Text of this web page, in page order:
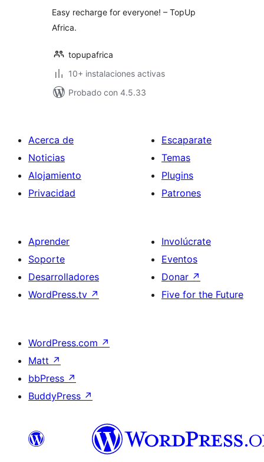
Easy recharge for everyone! – TopUp
Africa.
topupafrica
10+ instalaciones activas
Probado con 4.5.33
Acerca de
Noticias
Alojamiento
Privacidad
Escaparate
Temas
Plugins
Patrones
Aprender
Soporte
Desarrolladores
WordPress.tv ↗
Involúcrate
Eventos
Donar ↗
Five for the Future
WordPress.com ↗
Matt ↗
bbPress ↗
BuddyPress ↗